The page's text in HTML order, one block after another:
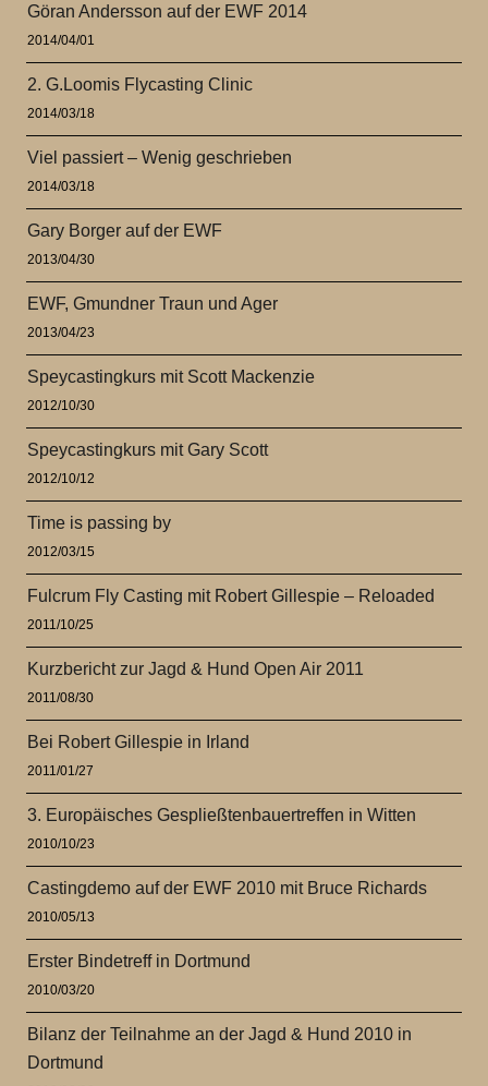
Göran Andersson auf der EWF 2014
2014/04/01
2. G.Loomis Flycasting Clinic
2014/03/18
Viel passiert – Wenig geschrieben
2014/03/18
Gary Borger auf der EWF
2013/04/30
EWF, Gmundner Traun und Ager
2013/04/23
Speycastingkurs mit Scott Mackenzie
2012/10/30
Speycastingkurs mit Gary Scott
2012/10/12
Time is passing by
2012/03/15
Fulcrum Fly Casting mit Robert Gillespie – Reloaded
2011/10/25
Kurzbericht zur Jagd & Hund Open Air 2011
2011/08/30
Bei Robert Gillespie in Irland
2011/01/27
3. Europäisches Gespließtenbauertreffen in Witten
2010/10/23
Castingdemo auf der EWF 2010 mit Bruce Richards
2010/05/13
Erster Bindetreff in Dortmund
2010/03/20
Bilanz der Teilnahme an der Jagd & Hund 2010 in
Dortmund